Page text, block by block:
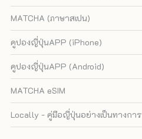
MATCHA (ภาษาสเปน)
คูปองญี่ปุ่นAPP (iPhone)
คูปองญี่ปุ่นAPP (Android)
MATCHA eSIM
Locally - คู่มือญี่ปุ่นอย่างเป็นทางการ